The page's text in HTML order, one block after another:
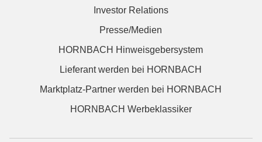
Investor Relations
Presse/Medien
HORNBACH Hinweisgebersystem
Lieferant werden bei HORNBACH
Marktplatz-Partner werden bei HORNBACH
HORNBACH Werbeklassiker